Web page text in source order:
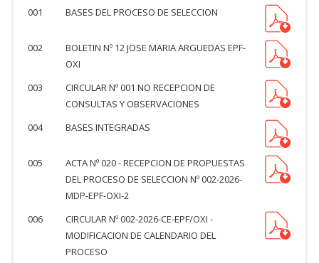
001
BASES DEL PROCESO DE SELECCION
002
BOLETIN Nº 12 JOSE MARIA ARGUEDAS EPF-
OXI
003
CIRCULAR Nº 001 NO RECEPCION DE
CONSULTAS Y OBSERVACIONES
004
BASES INTEGRADAS
005
ACTA Nº 020 - RECEPCION DE PROPUESTAS
DEL PROCESO DE SELECCION Nº 002-2026-
MDP-EPF-OXI-2
006
CIRCULAR Nº 002-2026-CE-EPF/OXI -
MODIFICACION DE CALENDARIO DEL
PROCESO